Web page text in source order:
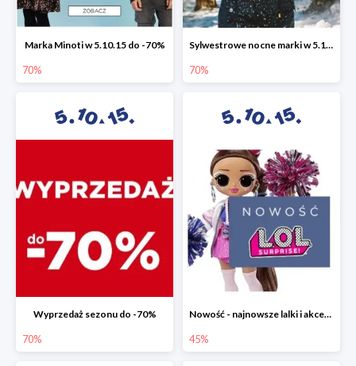
Marka Minoti w 5.10.15 do -70%
70%
Sylwestrowe nocne marki w 5.10.15 do -70%
70%
Wyprzedaż sezonu do -70%
70%
Nowość - najnowsze lalki i akcesoria L.O.L. w 5.10.15 do -45%
45%